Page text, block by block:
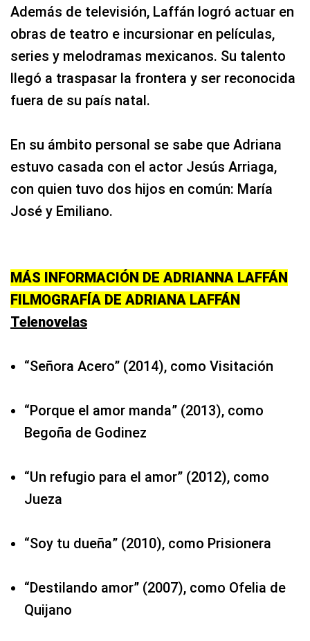
Además de televisión, Laffán logró actuar en
obras de teatro e incursionar en películas,
series y melodramas mexicanos. Su talento
llegó a traspasar la frontera y ser reconocida
fuera de su país natal.
En su ámbito personal se sabe que Adriana
estuvo casada con el actor Jesús Arriaga,
con quien tuvo dos hijos en común: María
José y Emiliano.
MÁS INFORMACIÓN DE ADRIANNA LAFFÁN
FILMOGRAFÍA DE ADRIANA LAFFÁN
Telenovelas
“Señora Acero” (2014), como Visitación
“Porque el amor manda” (2013), como
Begoña de Godinez
“Un refugio para el amor” (2012), como
Jueza
“Soy tu dueña” (2010), como Prisionera
“Destilando amor” (2007), como Ofelia de
Quijano